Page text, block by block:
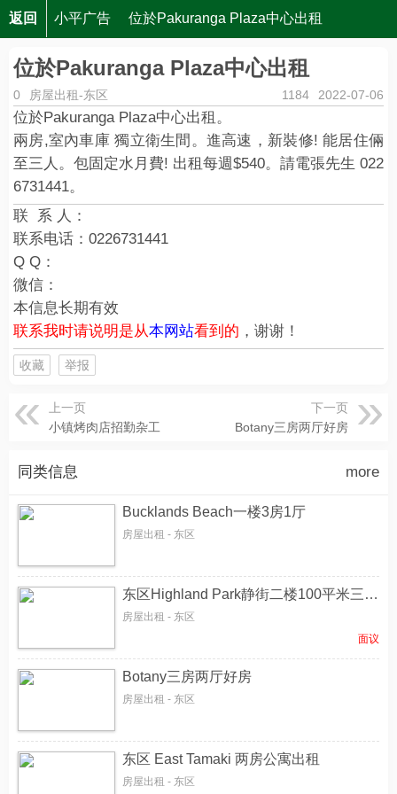
返回 小平广告 位於Pakuranga Plaza中心出租
位於Pakuranga Plaza中心出租
0 房屋出租-东区 1184 2022-07-06
位於Pakuranga Plaza中心出租。
兩房,室內車庫 獨立衛生間。進高速，新裝修! 能居住倆
至三人。包固定水月費! 出租每週$540。請電張先生 022
6731441。
联 系 人：
联系电话： 0226731441
Q Q：
微信：
本信息长期有效
联系我时请说明是从本网站看到的 ，谢谢！
收藏 举报
上一页
小镇烤肉店招勤杂工
下一页
Botany三房两厅好房
同类信息 more
Bucklands Beach一楼3房1厅
房屋出租 - 东区
东区Highland Park静街二楼100平米三房二厅二卫浴阳光充足视野开阔家庭整租
房屋出租 - 东区
面议
Botany三房两厅好房
房屋出租 - 东区
东区 East Tamaki 两房公寓出租
房屋出租 - 东区